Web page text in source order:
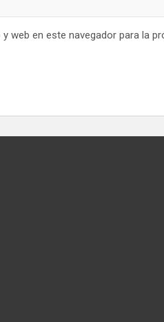
web en este navegador para la